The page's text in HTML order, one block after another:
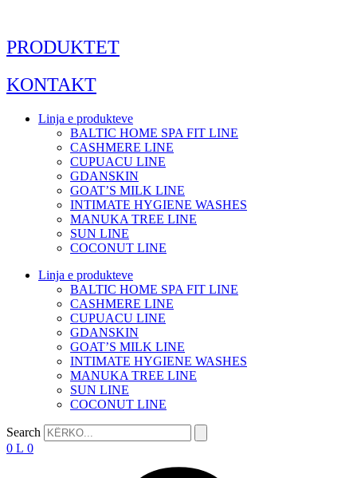
content
PRODUKTET
KONTAKT
Linja e produkteve
BALTIC HOME SPA FIT LINE
CASHMERE LINE
CUPUACU LINE
GDANSKIN
GOAT’S MILK LINE
INTIMATE HYGIENE WASHES
MANUKA TREE LINE
SUN LINE
COCONUT LINE
Linja e produkteve
BALTIC HOME SPA FIT LINE
CASHMERE LINE
CUPUACU LINE
GDANSKIN
GOAT’S MILK LINE
INTIMATE HYGIENE WASHES
MANUKA TREE LINE
SUN LINE
COCONUT LINE
Search
0 L 0